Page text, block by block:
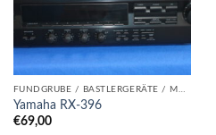
FUNDGRUBE / BASTLERGERÄTE / MUSS RAUS!
Yamaha RX-396
€69,00